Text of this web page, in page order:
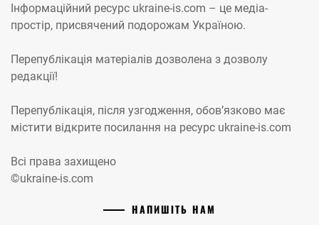
Інформаційний ресурс ukraine-is.com – це медіа-
простір, присвячений подорожам Україною.
Перепублікація матеріалів дозволена з дозволу
редакції!
Перепублікація, після узгодження, обов’язково має
містити відкрите посилання на ресурс ukraine-is.com
Всі права захищено
©ukraine-is.com
НАПИШІТЬ НАМ